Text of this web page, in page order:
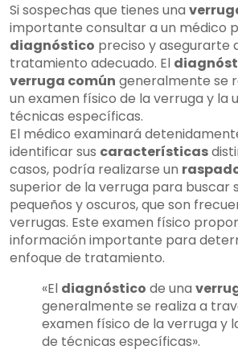
Si sospechas que tienes una
importante consultar a un médico
diagnóstico preciso y asegurarte
tratamiento adecuado. El
verruga común generalmente se
un examen físico de la verruga y la
técnicas específicas.
El médico examinará
identificar sus características
casos, podría realizarse un
superior de la verruga para buscar
pequeños y oscuros, que son
verrugas. Este examen físico
información importante para
enfoque de tratamiento.
«El diagnóstico de una
generalmente se realiza a
examen físico de la verruga y
de técnicas específicas».